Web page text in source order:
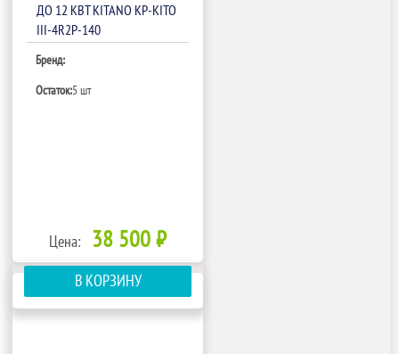
ДО 12 КВТ KITANO KP-KITO
III-4R2P-140
Бренд:
Остаток:5 шт
Цена: 38 500 ₽
В КОРЗИНУ